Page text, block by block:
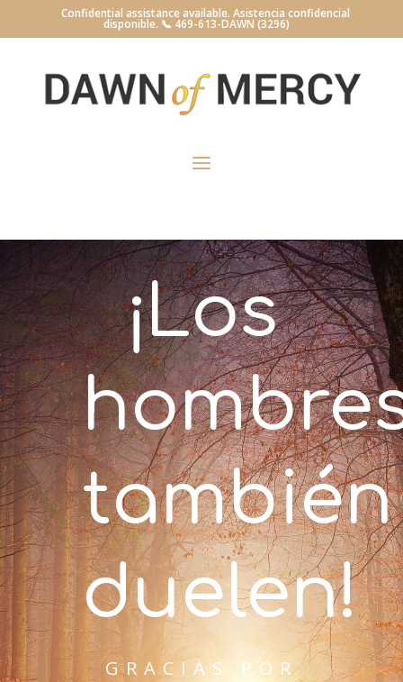
Confidential assistance available. Asistencia confidencial
disponible. 📞 469-613-DAWN (3296)
¡Los
también
duelen!
GRACIAS POR